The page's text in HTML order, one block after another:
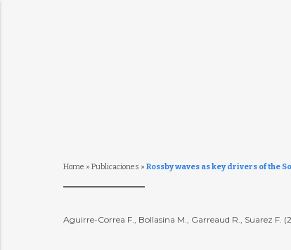
Home » Publicaciones » Rossby waves as key drivers of the
Aguirre-Correa F., Bollasina M., Garreaud R., Suarez F.